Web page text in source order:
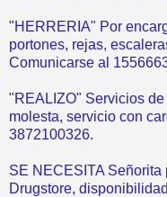
"HERRERIA" Por
portones, rejas,
Comunicarse al
"REALIZO" Servicios
molesta, servicio con
3872100326.
SE NECESITA
Drugstore,